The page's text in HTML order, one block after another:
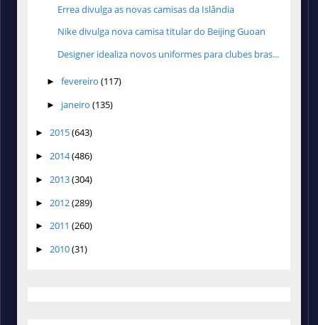
Errea divulga as novas camisas da Islândia
Nike divulga nova camisa titular do Beijing Guoan
Designer idealiza novos uniformes para clubes bras...
► fevereiro (117)
► janeiro (135)
► 2015(643)
► 2014(486)
► 2013(304)
► 2012(289)
► 2011 (260)
► 2010(31)